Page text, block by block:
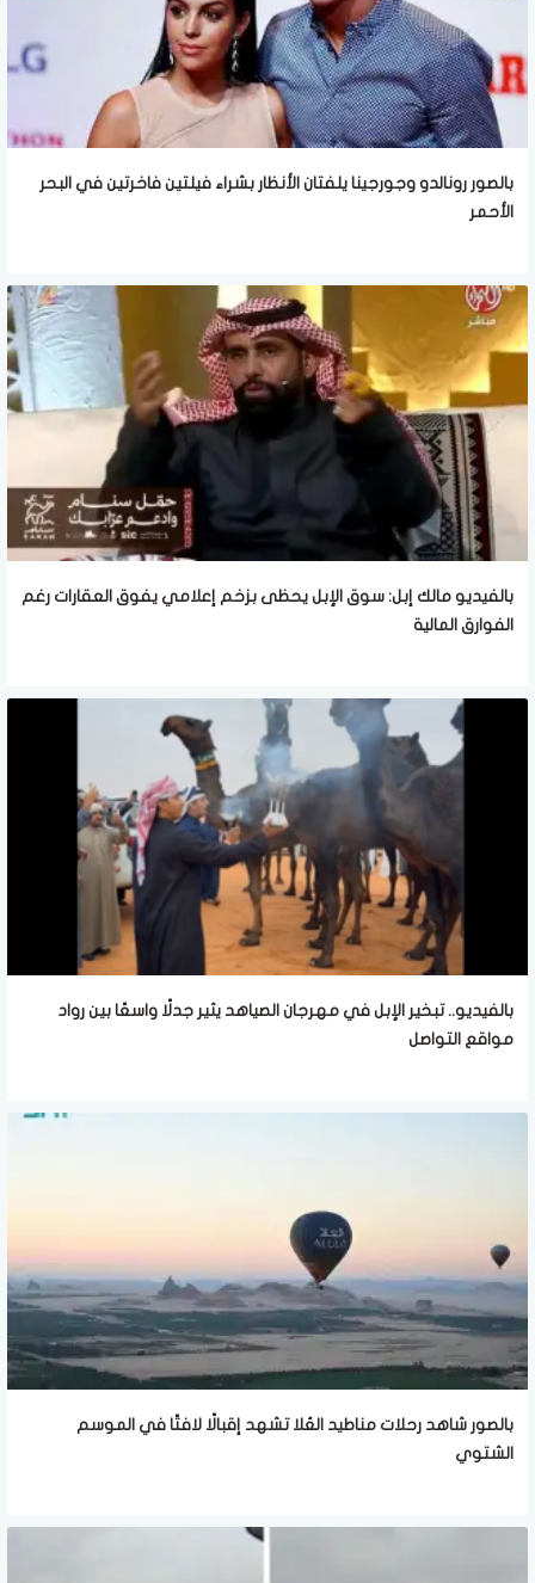
بالصور رونالدو وجورجينا يلفتان الأنظار بشراء فيلتين فاخرتين في البحر
الأحمر
بالفيديو مالك إبل: سوق الإبل يحظى بزخم إعلامي يفوق العقارات رغم
الفوارق المالية
بالفيديو.. تبخير الإبل في مهرجان الصياهد يثير جدلًا واسعًا بين رواد
مواقع التواصل
بالصور شاهد رحلات مناطيد العُلا تشهد إقبالًا لافتًا في الموسم
الشتوي